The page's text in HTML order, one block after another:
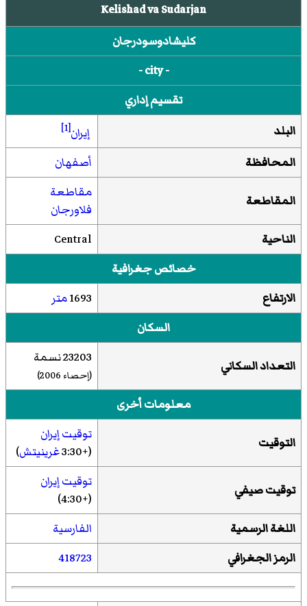
Kelishad va Sudarjan
كليشادوسودرجان
- city -
تقسيم إداري
البلد
إيران[1]
المحافظة أصفهان
المقاطعة
مقاطعة
فلاورجان
الناحية
Central
خصائص جغرافية
الارتفاع
1693متر
السكان
التعداد السكاني 23203 نسمة
(إحصاء 2006)
معلومات أخرى
التوقيت
توقيت إيران
(+3:30
غرينيتش)
توقيت صيفي
توقيت إيران
(+4:30)
اللغة الرسمية
الفارسية
الرمز الجغرافي
418723